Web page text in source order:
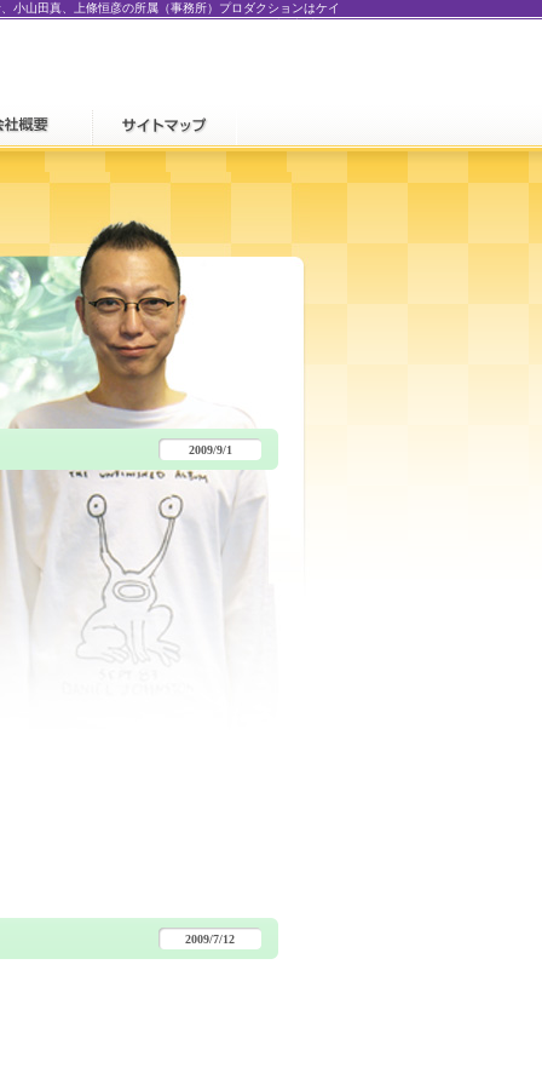
小山田真、上條恒彦の所属（事務所）プロダクションはケイ
2009/9/1
2009/7/12